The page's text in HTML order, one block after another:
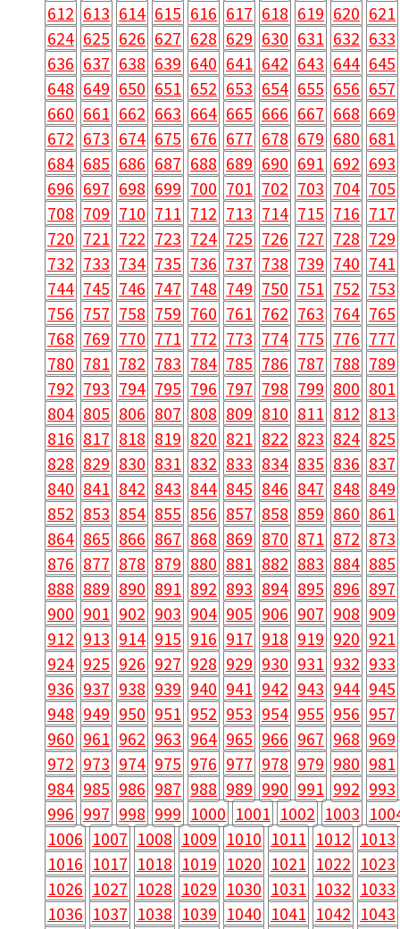
612 613 614 615 616 617 618 619 620 621
624 625 626 627 628 629 630 631 632 633
636 637 638 639 640 641 642 643 644 645
648 649 650 651 652 653 654 655 656 657
660 661 662 663 664 665 666 667 668 669
672 673 674 675 676 677 678 679 680 681
684 685 686 687 688 689 690 691 692 693
696 697 698 699 700 701 702 703 704 705
708 709 710 711 712 713 714 715 716 717
720 721 722 723 724 725 726 727 728 729
732 733 734 735 736 737 738 739 740 741
744 745 746 747 748 749 750 751 752 753
756 757 758 759 760 761 762 763 764 765
768 769 770 771 772 773 774 775 776 777
780 781 782 783 784 785 786 787 788 789
792 793 794 795 796 797 798 799 800 801
804 805 806 807 808 809 810 811 812 813
816 817 818 819 820 821 822 823 824 825
828 829 830 831 832 833 834 835 836 837
840 841 842 843 844 845 846 847 848 849
852 853 854 855 856 857 858 859 860 861
864 865 866 867 868 869 870 871 872 873
876 877 878 879 880 881 882 883 884 885
888 889 890 891 892 893 894 895 896 897
900 901 902 903 904 905 906 907 908 909
912 913 914 915 916 917 918 919 920 921
924 925 926 927 928 929 930 931 932 933
936 937 938 939 940 941 942 943 944 945
948 949 950 951 952 953 954 955 956 957
960 961 962 963 964 965 966 967 968 969
972 973 974 975 976 977 978 979 980 981
984 985 986 987 988 989 990 991 992 993
996 997 998 999 1000 1001 1002 1003
1006 1007 1008 1009 1010 1011 1012 1013
1016 1017 1018 1019 1020 1021 1022 1023
1026 1027 1028 1029 1030 1031 1032 1033
1036 1037 1038 1039 1040 1041 1042 1043